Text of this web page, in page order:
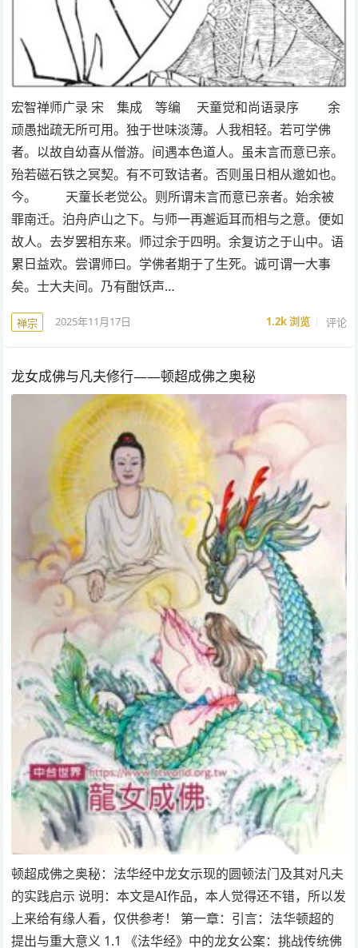
宏智禅师广录 宋 集成 等编 天童觉和尚语录序 余
顽愚拙疏无所可用。独于世味淡薄。人我相轻。若可学佛
者。以故自幼喜从僧游。间遇本色道人。虽未言而意已亲。
殆若磁石铁之冥契。有不可致诘者。否则虽日相从邈如也。
今。 天童长老觉公。则所谓未言而意已亲者。始余被
罪南迁。泊舟庐山之下。与师一再邂逅耳而相与之意。便如
故人。去岁罢相东来。师过余于四明。余复访之于山中。语
累日益欢。尝谓师曰。学佛者期于了生死。诚可谓一大事
矣。士大夫间。乃有酣饫声…
禅宗 2025年11月17日 1.2k浏览 评论
龙女成佛与凡夫修行——顿超成佛之奥秘
顿超成佛之奥秘：法华经中龙女示现的圆顿法门及其对凡夫
的实践启示 说明：本文是AI作品，本人觉得还不错，所以发
上来给有缘人看，仅供参考！ 第一章：引言：法华顿超的
提出与重大意义 1.1 《法华经》中的龙女公案：挑战传统佛